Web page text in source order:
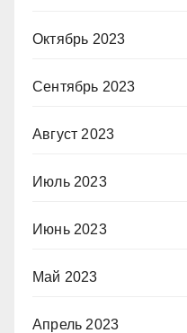
Октябрь 2023
Сентябрь 2023
Август 2023
Июль 2023
Июнь 2023
Май 2023
Апрель 2023